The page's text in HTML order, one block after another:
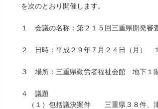
を次のとおり開催します。
１ 会議の名称：第２１５回三重県開発審
２ 日時：平成２９年７月２４日（月）
３ 場所：三重県勤労者福祉会館 地下１
４ 議題
（１）包括議決案件 三重県３８件、津